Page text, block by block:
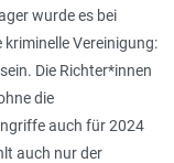
wurde es bei
Vereinigung:
Die Richter*innen
die
auch für 2024
auch nur der